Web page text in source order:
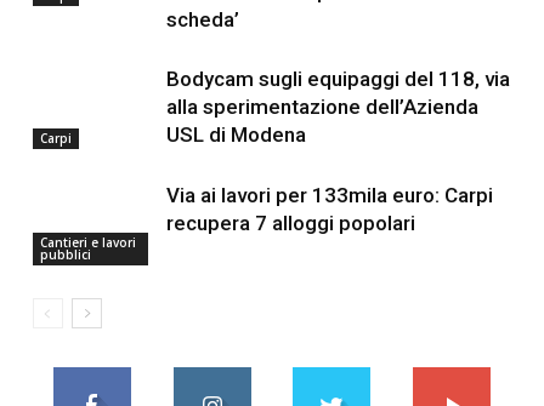
scheda’
Carpi
Bodycam sugli equipaggi del 118, via
alla sperimentazione dell’Azienda
USL di Modena
Cantieri e lavori
pubblici
Via ai lavori per 133mila euro: Carpi
recupera 7 alloggi popolari